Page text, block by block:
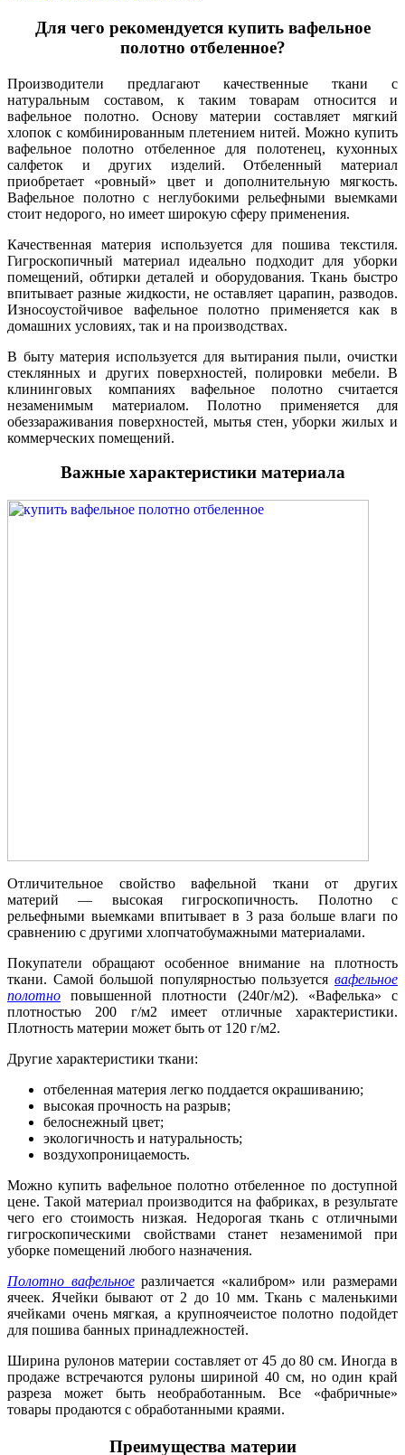
Для чего рекомендуется купить вафельное
полотно отбеленное?
Производители предлагают качественные ткани с
натуральным составом, к таким товарам относится и
вафельное полотно. Основу материи составляет мягкий
хлопок с комбинированным плетением нитей. Можно купить
вафельное полотно отбеленное для полотенец, кухонных
салфеток и других изделий. Отбеленный материал
приобретает «ровный» цвет и дополнительную мягкость.
Вафельное полотно с неглубокими рельефными выемками
стоит недорого, но имеет широкую сферу применения.
Качественная материя используется для пошива текстиля.
Гигроскопичный материал идеально подходит для уборки
помещений, обтирки деталей и оборудования. Ткань быстро
впитывает разные жидкости, не оставляет царапин, разводов.
Износоустойчивое вафельное полотно применяется как в
домашних условиях, так и на производствах.
В быту материя используется для вытирания пыли, очистки
стеклянных и других поверхностей, полировки мебели. В
клининговых компаниях вафельное полотно считается
незаменимым материалом. Полотно применяется для
обеззараживания поверхностей, мытья стен, уборки жилых и
коммерческих помещений.
Важные характеристики материала
Отличительное свойство вафельной ткани от других
материй — высокая гигроскопичность. Полотно с
рельефными выемками впитывает в 3 раза больше влаги по
сравнению с другими хлопчатобумажными материалами.
Покупатели обращают особенное внимание на плотность
ткани. Самой большой популярностью пользуется вафельное
полотно повышенной плотности (240г/м2). «Вафелька» с
плотностью 200 г/м2 имеет отличные характеристики.
Плотность материи может быть от 120 г/м2.
Другие характеристики ткани:
отбеленная материя легко поддается окрашиванию;
высокая прочность на разрыв;
белоснежный цвет;
экологичность и натуральность;
воздухопроницаемость.
Можно купить вафельное полотно отбеленное по доступной
цене. Такой материал производится на фабриках, в результате
чего его стоимость низкая. Недорогая ткань с отличными
гигроскопическими свойствами станет незаменимой при
уборке помещений любого назначения.
Полотно вафельноеразличается «калибром» или размерами
ячеек. Ячейки бывают от 2 до 10 мм. Ткань с маленькими
ячейками очень мягкая, а крупноячеистое полотно подойдет
для пошива банных принадлежностей.
Ширина рулонов материи составляет от 45 до 80 см. Иногда в
продаже встречаются рулоны шириной 40 см, но один край
разреза может быть необработанным. Все «фабричные»
товары продаются с обработанными краями.
Преимущества материи